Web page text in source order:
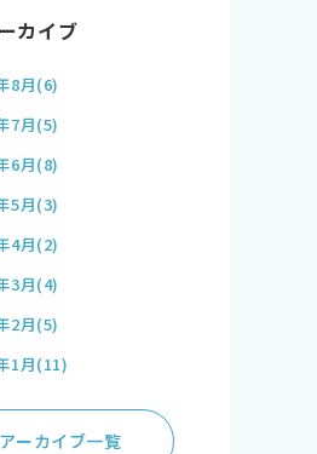
カイブ
8月(6)
7月(5)
6月(8)
5月(3)
4月(2)
3月(4)
2月(5)
1月(11)
アーカイブ一覧